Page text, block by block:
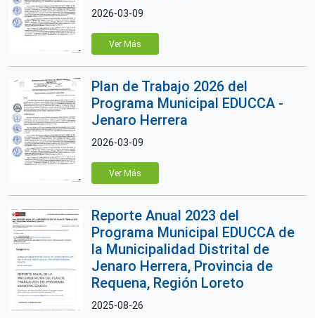
2026-03-09
Ver Más
Plan de Trabajo 2026 del
Programa Municipal EDUCCA -
Jenaro Herrera
2026-03-09
Ver Más
Reporte Anual 2023 del
Programa Municipal EDUCCA de
la Municipalidad Distrital de
Jenaro Herrera, Provincia de
Requena, Región Loreto
2025-08-26